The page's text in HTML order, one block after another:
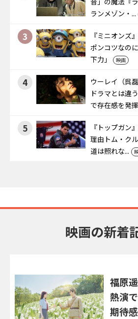
ランメゾン・...
3
『ミニオンズ
ポンコツなの
下力」
映画
4
ウーレイ（呉
ドラマとは違
で存在感を発揮
5
『トップガン
理由――トム・
道は照れな...
映画の新着
福原
熱演
期待